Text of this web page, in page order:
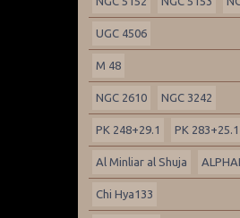
UGC 4506
M 48
NGC 2610 NGC 3242
PK 248+29.1 PK 283+25.1
Al Minliar al Shuja
Chi Hya133